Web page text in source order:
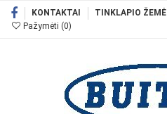
KONTAKTAI TINKLAPIO
Pažymėti (0)